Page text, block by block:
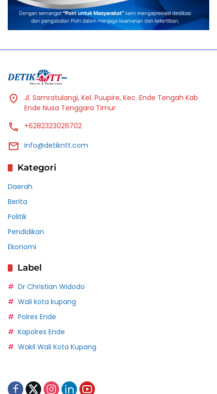
Jl. Samratulangi, Kel. Puupire, Kec. Ende Tengah Kab
Ende Nusa Tenggara Timur
+6282323026702
info@detikntt.com
Kategori
Daerah
Berita
Politik
Pendidikan
Ekonomi
Label
Dr Christian Widodo
Wali kota kupang
Polres Ende
Kapolres Ende
Wakil Wali Kota Kupang